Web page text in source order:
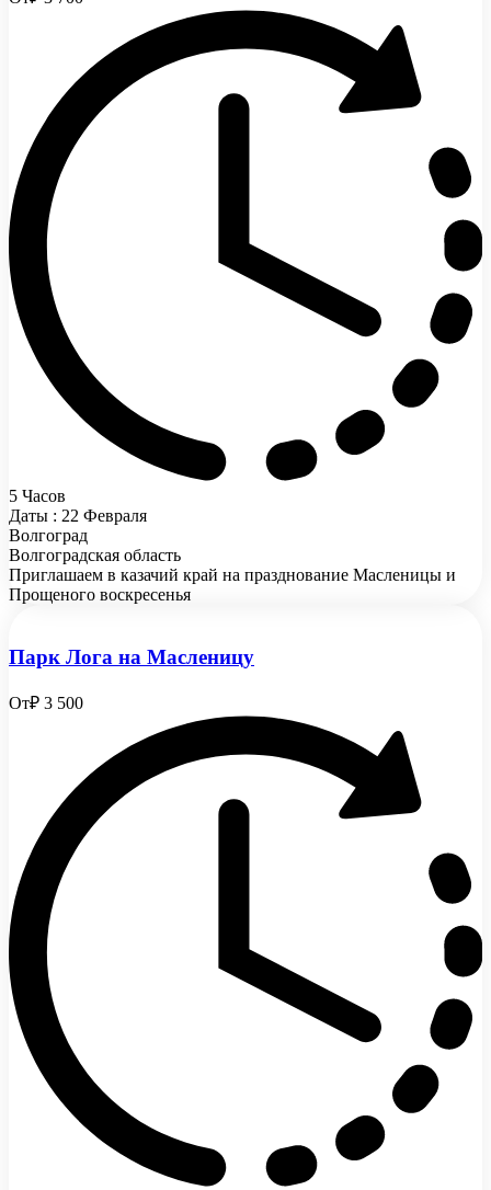
5 Часов
Даты : 22 Февраля
Волгоград
Волгоградская область
Приглашаем в казачий край на празднование Масленицы и
Прощеного воскресенья
Парк Лога на Масленицу
От₽ 3 500